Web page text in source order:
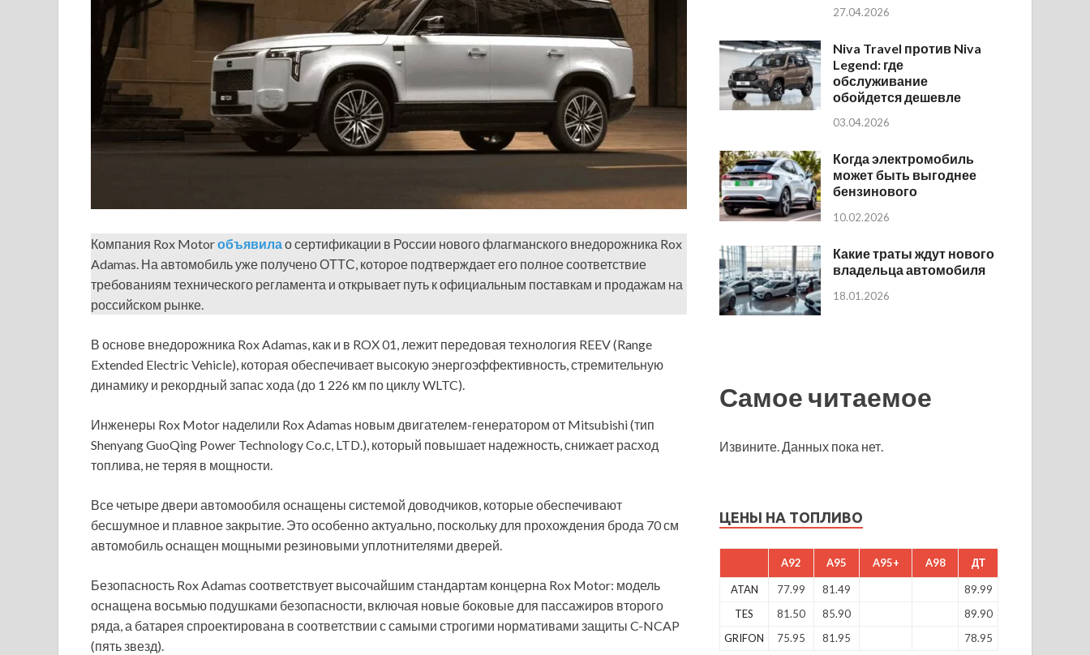
Компания Rox Motorобъявилао сертификации в России нового флагманского внедорожника Rox
Adamas. На автомобиль уже получено ОТТС, которое подтверждает его полное соответствие
требованиям технического регламента и открывает путь к официальным поставкам и продажам на
российском рынке.
В основе внедорожника Rox Adamas, как и в ROX 01, лежит передовая технология REEV (Range
Extended Electric Vehicle), которая обеспечивает высокую энергоэффективность, стремительную
динамику и рекордный запас хода (до 1 226 км по циклу WLTC).
Инженеры Rox Motor наделили Rox Adamas новым двигателем-генератором от Mitsubishi (тип
Shenyang GuoQing Power Technology Co.с, LTD.), который повышает надежность, снижает расход
топлива, не теряя в мощности.
Все четыре двери автомообиля оснащены системой доводчиков, которые обеспечивают
бесшумное и плавное закрытие. Это особенно актуально, поскольку для прохождения брода 70 см
автомобиль оснащен мощными резиновыми уплотнителями дверей.
Безопасность Rox Adamas соответствует высочайшим стандартам концерна Rox Motor: модель
оснащена восьмью подушками безопасности, включая новые боковые для пассажиров второго
ряда, а батарея спроектирована в соответствии с самыми строгими нормативами защиты C-NCAP
(пять звезд).
27.04.2026
Niva Travel против Niva
Legend: где
обслуживание
обойдется дешевле
03.04.2026
Когда электромобиль
может быть выгоднее
бензинового
10.02.2026
Какие траты ждут нового
владельца автомобиля
18.01.2026
Самое читаемое
Извините. Данных пока нет.
ЦЕНЫ НА ТОПЛИВО
A92 A95 A95+ A98 ДТ
ATAN 77.99 81.49
89.99
TES
81.50 85.90
89.90
GRIFON
75.95 81.95 78.95